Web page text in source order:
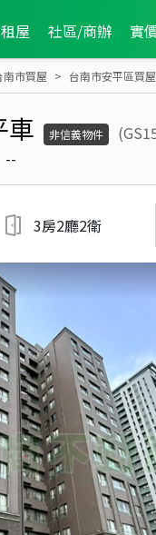
租屋 社區/商辦 實
南市買屋 台南市安平區買屋
車 非信義物件
--
3房2廳2衛